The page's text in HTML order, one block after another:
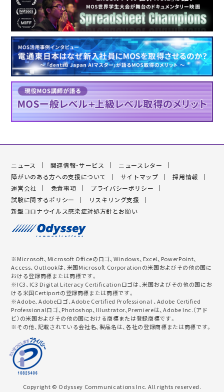
ニュース 関連情報・サービス
ニュースレター
障がいのある方への支援について
サイトマップ
採用情報
運営会社
免責事項
プライバシーポリシー
試験に関するポリシー
リスキリング支援
新型コロナウイルス感染症対処方針とお願い
※Microsoft、Microsoft Officeのロゴ、Windows、Excel、PowerPoint、
Access、Outlookは、米国Microsoft Corporationの米国およびその他の国に
おける登録商標または商標です。
※IC3、IC3 Digital Literacy Certificationロゴは、米国およびその他の国にお
ける米国Certiportの登録商標または商標です。
※Adobe、Adobeロゴ、Adobe Certified Professional 、Adobe Certified
Professionalロゴ、Photoshop、Illustrator、Premiereは、Adobe Inc.（アド
ビ）の米国およびその他の国における商標または登録商標です。
※その他、記載されている会社名、製品名は、各社の登録商標または商標です。
Copyright © Odyssey Communications Inc. All rights reserved.